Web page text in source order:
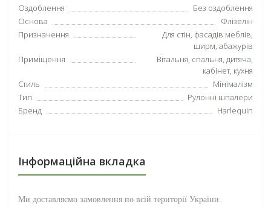
Оздоблення
Без оздоблення
Основа
Флізелін
Призначення
Для стін, фасадів меблів,
ширм, абажурів
Приміщення
Вітальня, спальня, дитяча,
кабінет, кухня
Стиль
Мінімалізм
Тип
Рулонні шпалери
Бренд
Harlequin
Інформаційна вкладка
Ми доставляємо замовлення по всій території України.